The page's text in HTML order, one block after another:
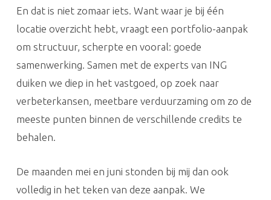
En dat is niet zomaar iets. Want waar je bij één
locatie overzicht hebt, vraagt een portfolio-aanpak
om structuur, scherpte en vooral: goede
samenwerking. Samen met de experts van ING
duiken we diep in het vastgoed, op zoek naar
verbeterkansen, meetbare verduurzaming om zo de
meeste punten binnen de verschillende credits te
behalen.
De maanden mei en juni stonden bij mij dan ook
volledig in het teken van deze aanpak. We